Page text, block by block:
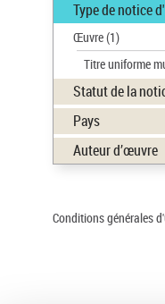
Type de notice
Œuvre(1)
Titre uniforme
Statut de la
Pays
Auteur d’œuvre
Conditions générales